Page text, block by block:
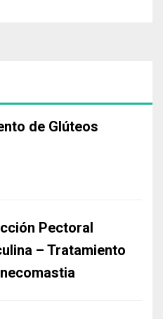
de Glúteos
Pectoral
– Tratamiento